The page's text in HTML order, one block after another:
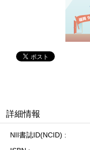
詳細情報
NII書誌ID(NCID)